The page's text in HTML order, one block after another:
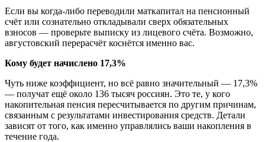
Если вы когда-либо переводили маткапитал на пенсионный
счёт или сознательно откладывали сверх обязательных
взносов — проверьте выписку из лицевого счёта. Возможно,
августовский перерасчёт коснётся именно вас.
Кому будет начислено 17,3%
Чуть ниже коэффициент, но всё равно значительный — 17,3%
— получат ещё около 136 тысяч россиян. Это те, у кого
накопительная пенсия пересчитывается по другим причинам,
связанным с результатами инвестирования средств. Детали
зависят от того, как именно управлялись ваши накопления в
течение года.